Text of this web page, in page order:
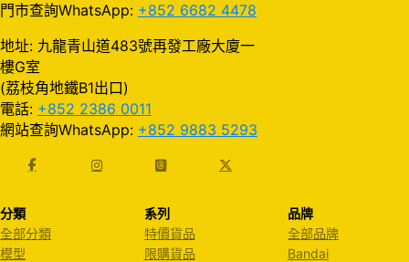
門市查詢WhatsApp: +852 6682 4478
地址: 九龍青山道483號再發工廠大廈一
樓G室
(荔枝角地鐵B1出口)
電話: +852 2386 0011
網站查詢WhatsApp: +852 9883 5293
分類
全部分類
模型
系列
特價貨品
限購貨品
品牌
全部品牌
Bandai